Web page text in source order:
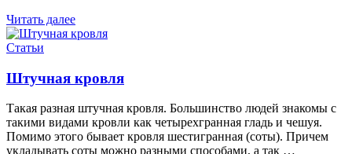
Читать далее
Статьи
Штучная кровля
Такая разная штучная кровля. Большинство людей знакомы с
такими видами кровли как четырехгранная гладь и чешуя.
Помимо этого бывает кровля шестигранная (соты). Причем
укладывать соты можно разными способами, а так …